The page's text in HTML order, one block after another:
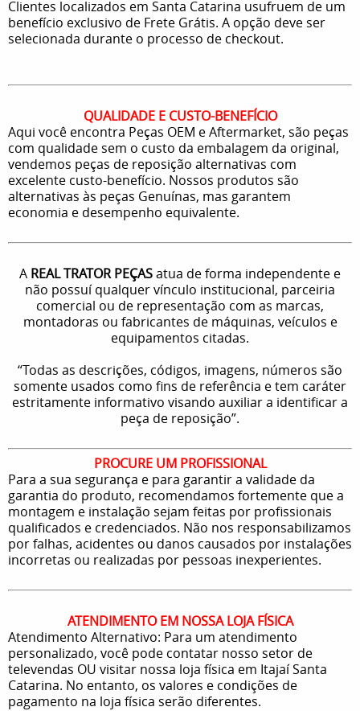
Clientes localizados em Santa Catarina usufruem de um
benefício exclusivo de Frete Grátis. A opção deve ser
selecionada durante o processo de checkout.
QUALIDADE E CUSTO-BENEFÍCIO
Aqui você encontra Peças OEM e Aftermarket, são peças
com qualidade sem o custo da embalagem da original,
vendemos peças de reposição alternativas com
excelente custo-benefício. Nossos produtos são
alternativas às peças Genuínas, mas garantem
economia e desempenho equivalente.
A REAL TRATOR PEÇASatua de forma independente e
não possuí qualquer vínculo institucional, parceiria
comercial ou de representação com as marcas,
montadoras ou fabricantes de máquinas, veículos e
equipamentos citadas.
“Todas as descrições, códigos, imagens, números são
somente usados como fins de referência e tem caráter
estritamente informativo visando auxiliar a identificar a
peça de reposição”.
PROCURE UM PROFISSIONAL
Para a sua segurança e para garantir a validade da
garantia do produto, recomendamos fortemente que a
montagem e instalação sejam feitas por profissionais
qualificados e credenciados. Não nos responsabilizamos
por falhas, acidentes ou danos causados por instalações
incorretas ou realizadas por pessoas inexperientes.
ATENDIMENTO EM NOSSA LOJA FÍSICA
Atendimento Alternativo: Para um atendimento
personalizado, você pode contatar nosso setor de
televendas OU visitar nossa loja física em Itajaí Santa
Catarina. No entanto, os valores e condições de
pagamento na loja física serão diferentes.